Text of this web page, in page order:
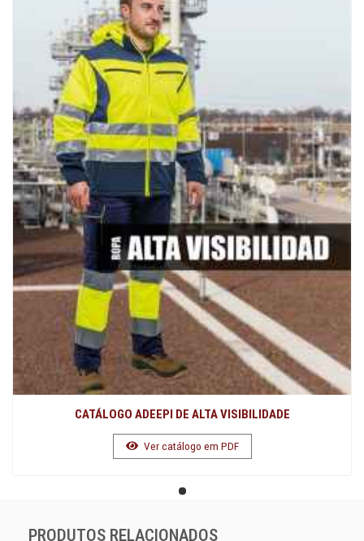
CATÁLOGO ADEEPI DE ALTA VISIBILIDADE
Ver catálogo em PDF
PRODUTOS RELACIONADOS